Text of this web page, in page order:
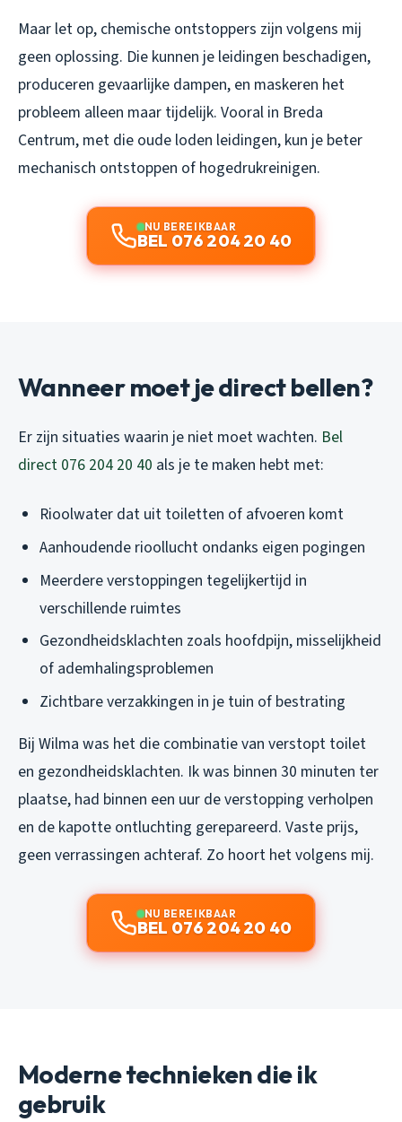
Maar let op, chemische ontstoppers zijn volgens mij
geen oplossing. Die kunnen je leidingen beschadigen,
produceren gevaarlijke dampen, en maskeren het
probleem alleen maar tijdelijk. Vooral in Breda
Centrum, met die oude loden leidingen, kun je beter
mechanisch ontstoppen of hogedrukreinigen.
NU BEREIKBAAR
BEL 076 204 20 40
Wanneer moet je direct bellen?
Er zijn situaties waarin je niet moet wachten. Bel
direct 076 204 20 40 als je te maken hebt met:
Rioolwater dat uit toiletten of afvoeren komt
Aanhoudende rioollucht ondanks eigen pogingen
Meerdere verstoppingen tegelijkertijd in
verschillende ruimtes
Gezondheidsklachten zoals hoofdpijn, misselijkheid
of ademhalingsproblemen
Zichtbare verzakkingen in je tuin of bestrating
Bij Wilma was het die combinatie van verstopt toilet
en gezondheidsklachten. Ik was binnen 30 minuten ter
plaatse, had binnen een uur de verstopping verholpen
en de kapotte ontluchting gerepareerd. Vaste prijs,
geen verrassingen achteraf. Zo hoort het volgens mij.
NU BEREIKBAAR
BEL 076 204 20 40
Moderne technieken die ik
gebruik